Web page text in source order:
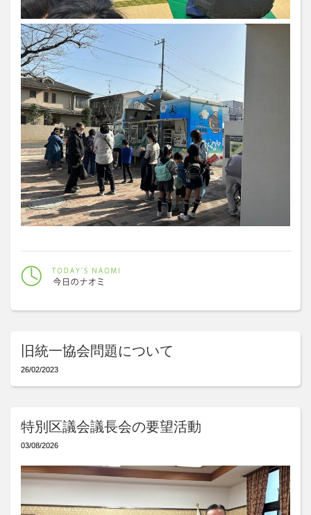
旧統一協会問題について
26/02/2023
特別区議会議長会の要望活動
03/08/2026